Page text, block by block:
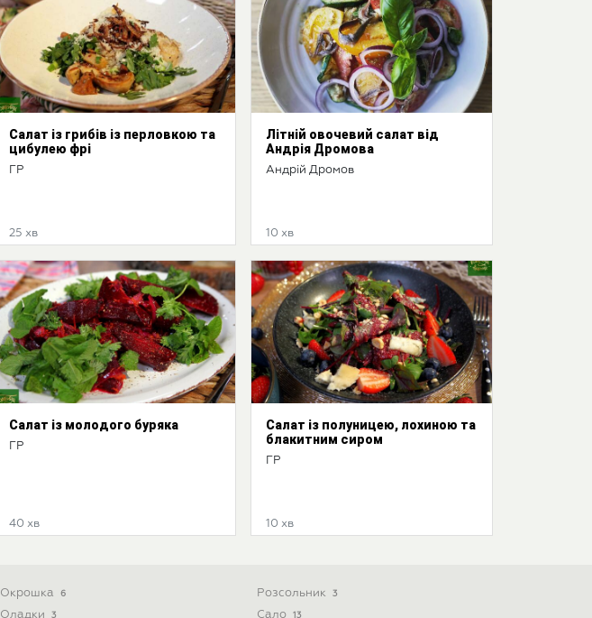
Салат із грибів із перловкою та
цибулею фрі
ГР
25 хв
Літній овочевий салат від
Андрія Дромова
Андрій Дромов
10 хв
Салат із молодого буряка
ГР
40 хв
Салат із полуницею, лохиною та
блакитним сиром
ГР
10 хв
Окрошка 6
Оладки 3
Розсольник 3
Сало 13